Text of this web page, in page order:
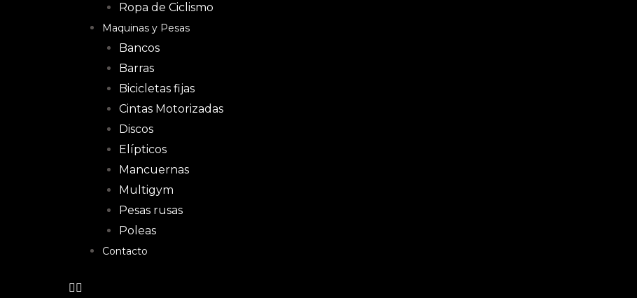
Ropa de Ciclismo
Maquinas y Pesas
Bancos
Barras
Bicicletas fijas
Cintas Motorizadas
Discos
Elípticos
Mancuernas
Multigym
Pesas rusas
Poleas
Contacto